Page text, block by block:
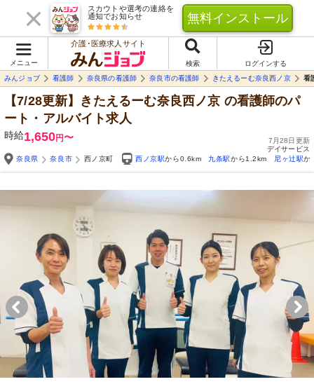
スカウトや選考の連絡を
通知でお知らせ
無料インストール
メニュー
介護･医療求人サイト
検索
ログインする
みんジョブ
看護師 奈良県の看護師 奈良市の看護師 きたえるーむ奈良西ノ京 看
【7/28更新】きたえるーむ奈良西ノ京 の看護師のパ
ート・アルバイト求人
時給1,650円〜
7月28日更新
デイサービス
奈良県
奈良市 西ノ京町 西ノ京駅から0.6km 九条駅から1.2km 尼ヶ辻駅か